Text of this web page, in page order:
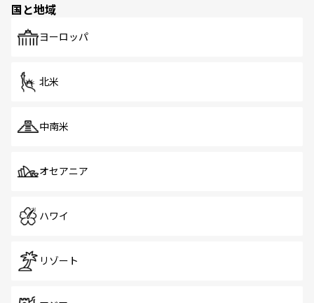
で、ホーカーズは地元の風情を楽しめる外せないスポット
国と地域
ヨーロッパ
北米
中南米
オセアニア
ハワイ
リゾート